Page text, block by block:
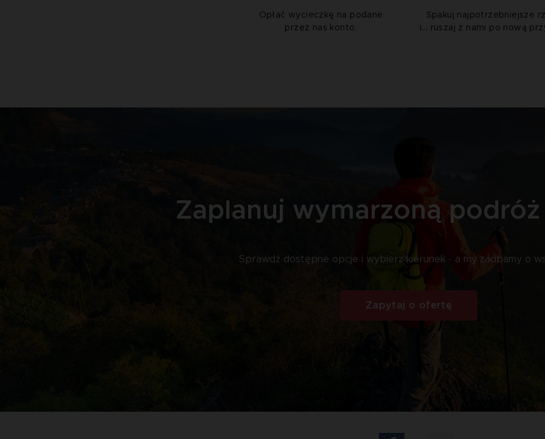
Opłać wycieczkę na podane
przez nas konto.
Spakuj najpotrzebniejsze
i... ruszaj z nami po nową
Zaplanuj wymarzoną podróż
Sprawdź dostępne opcje i wybierz kierunek - a my zadbamy o
Zapytaj o ofertę